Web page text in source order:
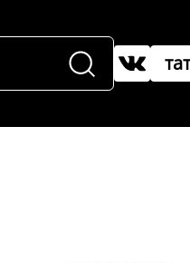
тат